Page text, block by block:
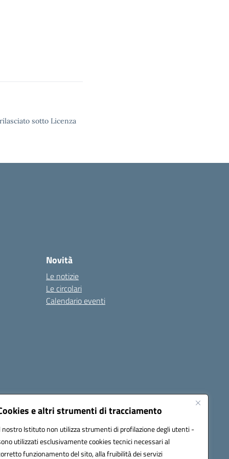
e altri strumenti di tracciamento
nostro Istituto non utilizza strumenti di profilazione degli utenti -
utilizzati esclusivamente cookies tecnici necessari al
funzionamento del sito, alla fruibilità dei servizi
sotto Licenza
Novità
Le notizie
Le circolari
Calendario eventi